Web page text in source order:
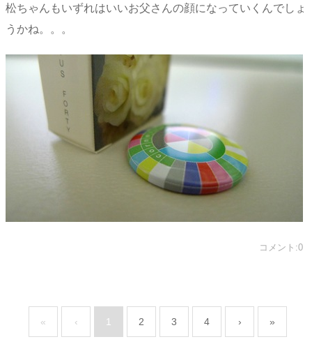
松ちゃんもいずれはいいお父さんの顔になっていくんでしょ
うかね。。。
コメント:0
« ‹ 1 2 3 4 › »